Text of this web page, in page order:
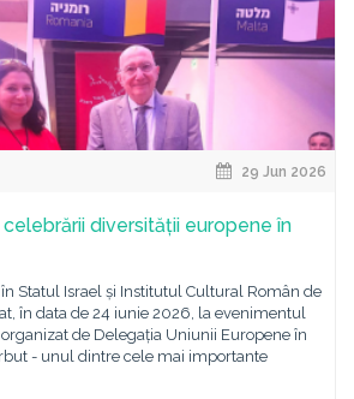
29 Jun 2026
diversității europene în
Statul Israel și Institutul Cultural Român de
în data de 24 iunie 2026, la evenimentul
de Delegația Uniunii Europene în
- unul dintre cele mai importante